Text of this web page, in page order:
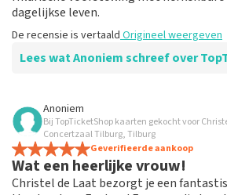
dagelijkse leven.
De recensie is vertaald Origineel weergeven
Lees wat Anoniem schreef over
Beoordeling van Anoniem over
Goed maar veel te duren
Alles was goed geregeld konden zelfs
datum echt super tof maar de
kaartjes worden verkocht voor het
Anoniem
Bij TopTicketShop kaarten gekocht voor
Concertzaal Tilburg, Tilburg
Geverifieerde aankoop
Wat een heerlijke vrouw!
Christel de Laat bezorgt je een